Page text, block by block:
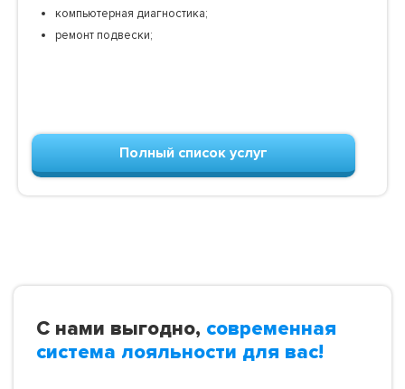
компьютерная диагностика;
ремонт подвески;
Полный список услуг
С нами выгодно, современная
система лояльности для вас!